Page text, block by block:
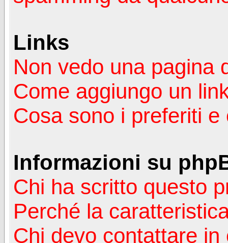
Links
Non vedo una pagina
Come aggiungo un
Cosa sono i preferiti
Informazioni su
Chi ha scritto questo
Perché la
Chi devo contattare